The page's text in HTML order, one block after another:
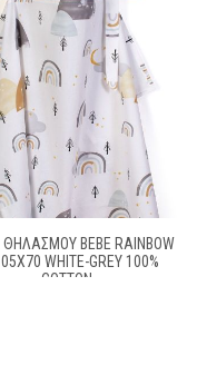
ΘΗΛΑΣΜΟΎ BEBE RAINBOW
WHITE-GREY 100%
COTTON